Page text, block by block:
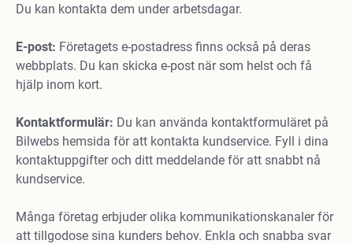
Du kan kontakta dem under arbetsdagar.
E-post: Företagets e-postadress finns också på deras
webbplats. Du kan skicka e-post när som helst och få
hjälp inom kort.
Kontaktformulär: Du kan använda kontaktformuläret på
Bilwebs hemsida för att kontakta kundservice. Fyll i dina
kontaktuppgifter och ditt meddelande för att snabbt nå
kundservice.
Många företag erbjuder olika kommunikationskanaler för
att tillgodose sina kunders behov. Enkla och snabba svar